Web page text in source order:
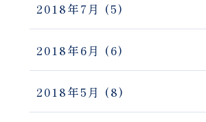
2018年7月 (5)
2018年6月 (6)
2018年5月 (8)